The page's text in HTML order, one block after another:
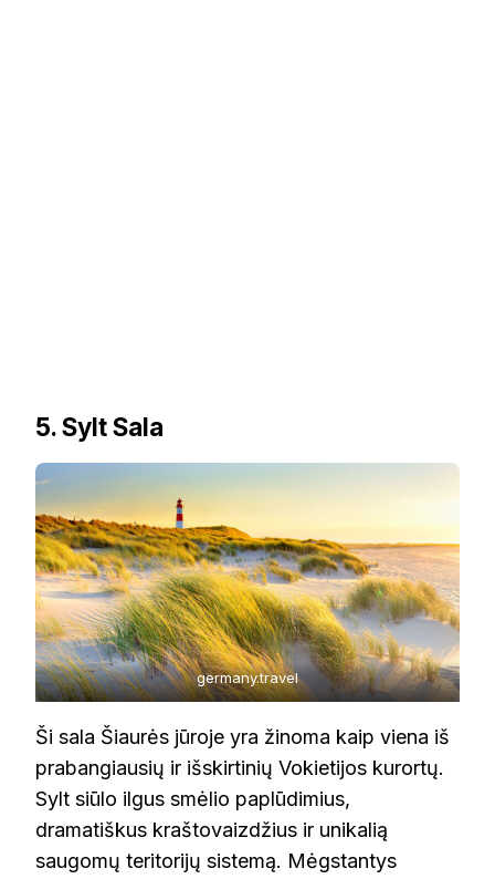
5. Sylt Sala
germany.travel
Ši sala Šiaurės jūroje yra žinoma kaip viena iš
prabangiausių ir išskirtinių Vokietijos kurortų.
Sylt siūlo ilgus smėlio paplūdimius,
dramatiškus kraštovaizdžius ir unikalią
saugomų teritorijų sistemą. Mėgstantys